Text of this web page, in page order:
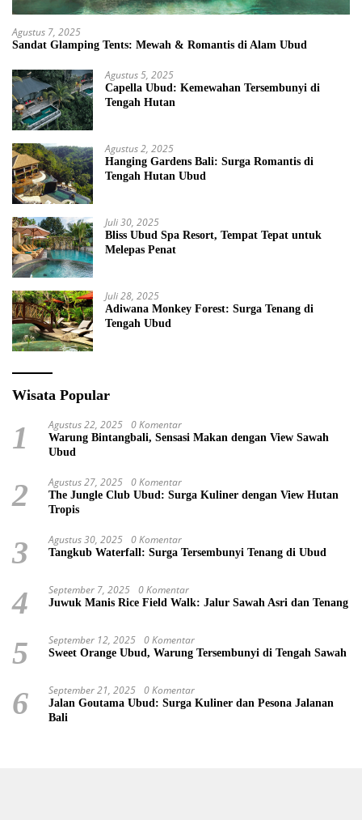
Agustus 7, 2025
Sandat Glamping Tents: Mewah & Romantis di Alam Ubud
Agustus 5, 2025
Capella Ubud: Kemewahan Tersembunyi di
Tengah Hutan
Agustus 2, 2025
Hanging Gardens Bali: Surga Romantis di
Tengah Hutan Ubud
Juli 30, 2025
Bliss Ubud Spa Resort, Tempat Tepat untuk
Melepas Penat
Juli 28, 2025
Adiwana Monkey Forest: Surga Tenang di
Tengah Ubud
Wisata Popular
1 Agustus 22, 2025 0 Komentar
Warung Bintangbali, Sensasi Makan dengan View Sawah
Ubud
2 Agustus 27, 2025 0 Komentar
The Jungle Club Ubud: Surga Kuliner dengan View Hutan
Tropis
3 Agustus 30, 2025 0 Komentar
Tangkub Waterfall: Surga Tersembunyi Tenang di Ubud
4 September 7, 2025 0 Komentar
Juwuk Manis Rice Field Walk: Jalur Sawah Asri dan Tenang
5 September 12, 2025 0 Komentar
Sweet Orange Ubud, Warung Tersembunyi di Tengah Sawah
6 September 21, 2025 0 Komentar
Jalan Goutama Ubud: Surga Kuliner dan Pesona Jalanan
Bali